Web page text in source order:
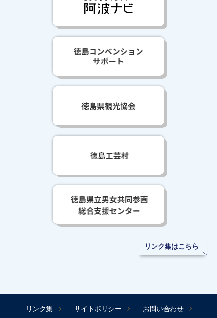
リンク集はこちら
リンク集 サイトポリシー
お問い合わせ